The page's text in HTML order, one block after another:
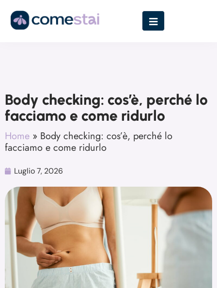
Body checking: cos’è, perché lo
facciamo e come ridurlo
Home » Body checking: cos’è, perché lo
facciamo e come ridurlo
Luglio 7, 2026